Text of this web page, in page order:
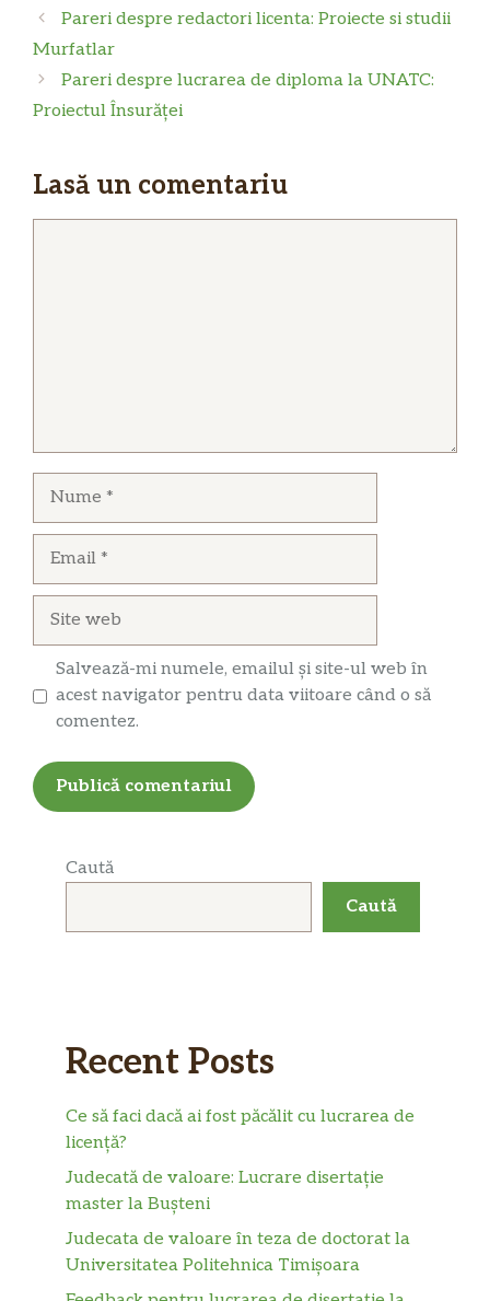
Pareri despre redactori licenta: Proiecte si studii
Murfatlar
Pareri despre lucrarea de diploma la UNATC:
Proiectul Însurăței
Lasă un comentariu
Salvează-mi numele, emailul și site-ul web în
acest navigator pentru data viitoare când o să
comentez.
Caută
Caută
Recent Posts
Ce să faci dacă ai fost păcălit cu lucrarea de
licență?
Judecată de valoare: Lucrare disertație
master la Bușteni
Judecata de valoare în teza de doctorat la
Universitatea Politehnica Timișoara